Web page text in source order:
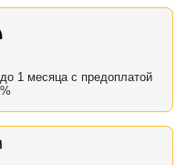
1 месяца с предоплатой